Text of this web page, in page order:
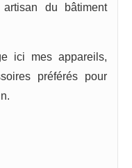
du bâtiment
ici mes appareils,
préférés pour